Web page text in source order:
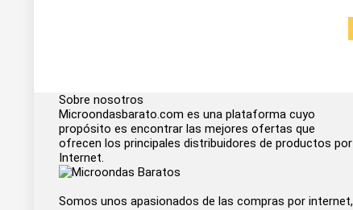
Sobre nosotros
Microondasbarato.com es una plataforma cuyo
propósito es encontrar las mejores ofertas que
ofrecen los principales distribuidores de productos por
Internet.
Somos unos apasionados de las compras por internet,